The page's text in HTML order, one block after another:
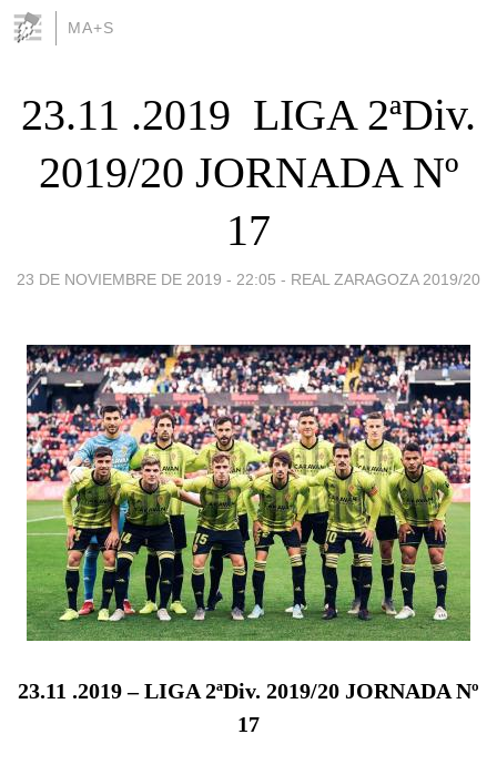
MA+S
23.11 .2019  LIGA 2ªDiv.
2019/20 JORNADA Nº
17
23 DE NOVIEMBRE DE 2019 - 22:05 - REAL ZARAGOZA 2019/20
23.11 .2019– LIGA 2ªDiv. 2019/20 JORNADA Nº
17